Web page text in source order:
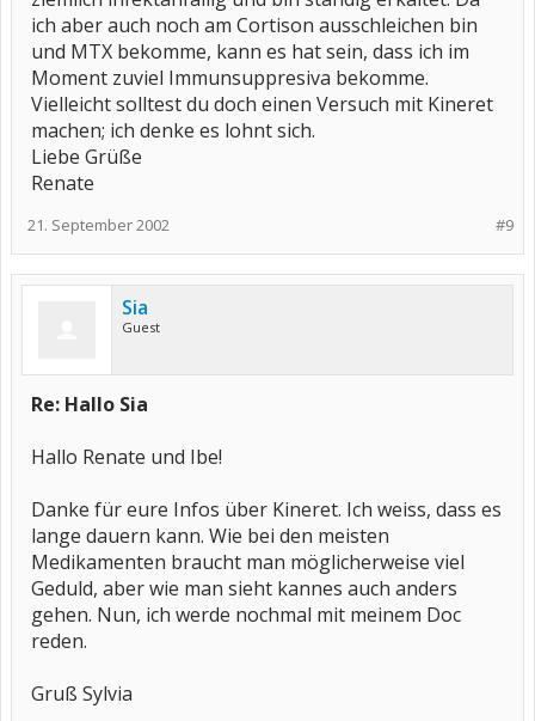
ich aber auch noch am Cortison ausschleichen bin
und MTX bekomme, kann es hat sein, dass ich im
Moment zuviel Immunsuppresiva bekomme.
Vielleicht solltest du doch einen Versuch mit Kineret
machen; ich denke es lohnt sich.
Liebe Grüße
Renate
#9
21. September 2002
Sia
Guest
Re: Hallo Sia
Hallo Renate und Ibe!
Danke für eure Infos über Kineret. Ich weiss, dass es
lange dauern kann. Wie bei den meisten
Medikamenten braucht man möglicherweise viel
Geduld, aber wie man sieht kannes auch anders
gehen. Nun, ich werde nochmal mit meinem Doc
reden.
Gruß Sylvia